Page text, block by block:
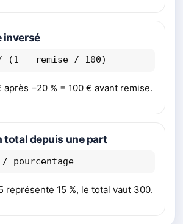
inversé
(1 − remise / 100)
après −20 % = 100 € avant remise.
total depuis une part
pourcentage
représente 15 %, le total vaut 300.